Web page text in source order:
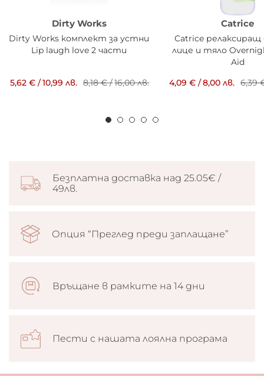
Dirty Works
Dirty Works комплект за устни
Lip laugh love 2 части
5,62 € /10,99 лв. 8,18 €/16,00 лв.
Catrice
Catrice релаксиращ
лице и тяло
Aid
4,09 € /8,00 лв. 6,39
Безплатна доставка над 25.05€ /
49лв.
Опция “Преглед преди заплащане”
Връщане в рамките на 14 дни
Пести с нашата лоялна програма